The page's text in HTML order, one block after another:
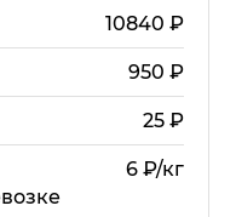
10840 ₽
950 ₽
25₽
6 ₽/кг